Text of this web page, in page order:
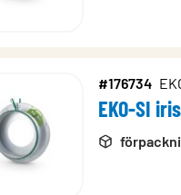
#176734
EKO-SI